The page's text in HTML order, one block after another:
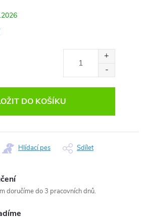
DO KOŠÍKU
Hlídací pes Sdílet
doručíme do 3 pracovních dnů.